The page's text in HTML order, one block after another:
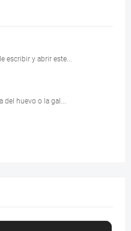
escribir y abrir este...
del huevo o la gal...